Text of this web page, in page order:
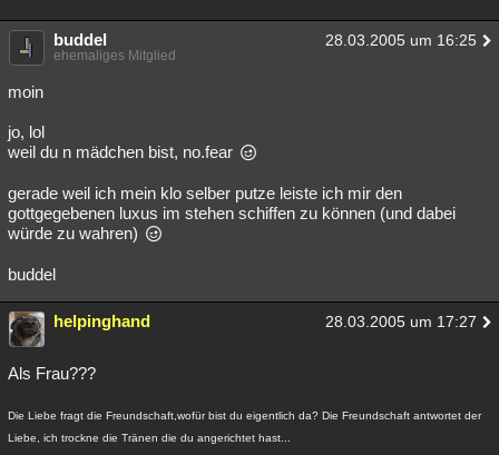
buddel 28.03.2005 um 16:25
ehemaliges Mitglied
moin
jo, lol
weil du n mädchen bist, no.fear
gerade weil ich mein klo selber putze leiste ich mir den
gottgegebenen luxus im stehen schiffen zu können (und dabei
würde zu wahren)
buddel
helpinghand 28.03.2005 um 17:27
Als Frau???
Die Liebe fragt die Freundschaft,wofür bist du eigentlich da? Die Freundschaft antwortet der
Liebe, ich trockne die Tränen die du angerichtet hast...